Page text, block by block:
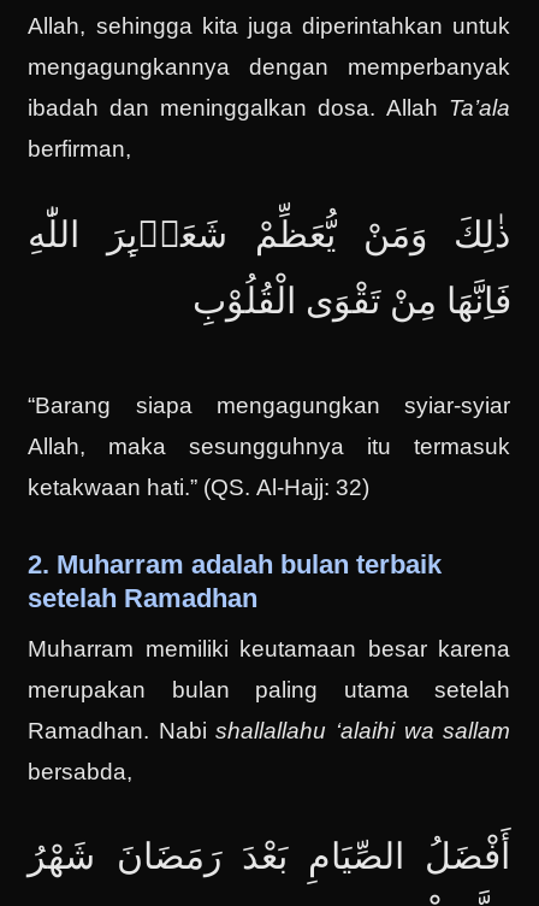
Allah, sehingga kita juga diperintahkan untuk
mengagungkannya dengan memperbanyak
ibadah dan meninggalkan dosa. Allah Ta’ala
berfirman,
ذٰلِكَ وَمَنْ يُّعَظِّمْ شَعَاۤىِٕرَ اللّٰهِ
فَاِنَّهَا مِنْ تَقْوَى الْقُلُوْبِ
“Barang siapa mengagungkan syiar-syiar
Allah, maka sesungguhnya itu termasuk
ketakwaan hati.” (QS. Al-Hajj: 32)
2. Muharram adalah bulan terbaik
setelah Ramadhan
Muharram memiliki keutamaan besar karena
merupakan bulan paling utama setelah
Ramadhan. Nabishallallahu ‘alaihi wa sallam
bersabda,
أَفْضَلُ الصِّيَامِ بَعْدَ رَمَضَانَ شَهْرُ